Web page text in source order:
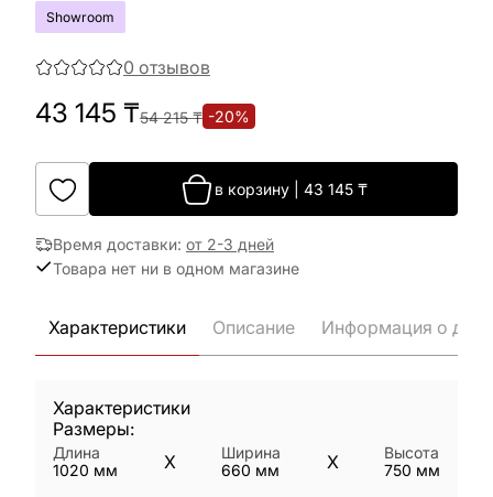
Showroom
0 отзывов
43 145 ₸54 215₸ -20%
в корзину 43 145 ₸
Время доставки: от 2-3 дней
Товара нет ни в одном магазине
Характеристики Описание Информация о
Характеристики
Размеры:
Длина
1020 мм X
Ширина
660 мм X
Высота
750 мм